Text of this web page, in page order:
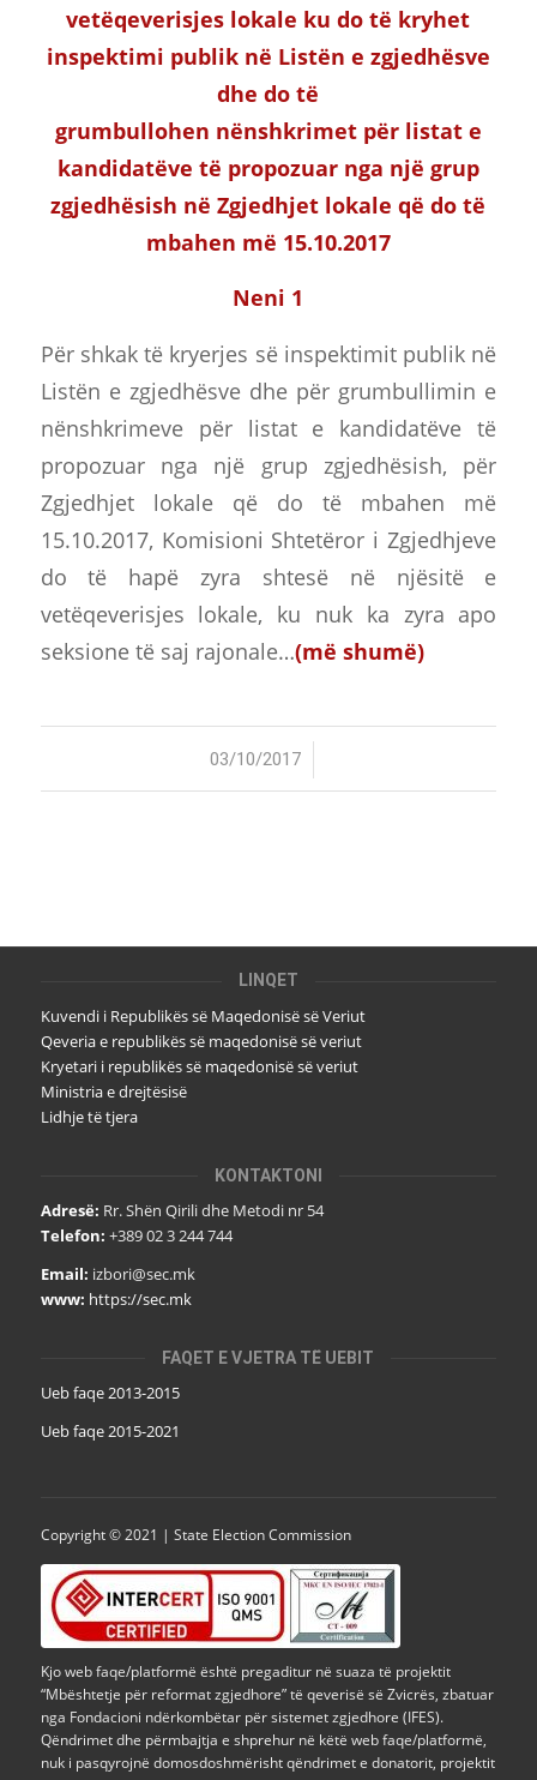
vetëqeverisjes lokale ku do të kryhet
inspektimi publik në Listën e zgjedhësve
dhe do të
grumbullohen nënshkrimet për listat e
kandidatëve të propozuar nga një grup
zgjedhësish në Zgjedhjet lokale që do të
mbahen më 15.10.2017
Neni 1
Për shkak të kryerjes së inspektimit publik në
Listën e zgjedhësve dhe për grumbullimin e
nënshkrimeve për listat e kandidatëve të
propozuar nga një grup zgjedhësish, për
Zgjedhjet lokale që do të mbahen më
15.10.2017, Komisioni Shtetëror i Zgjedhjeve
do të hapë zyra shtesë në njësitë e
vetëqeverisjes lokale, ku nuk ka zyra apo
seksione të saj rajonale…(më shumë)
03/10/2017
/
LINQET
Kuvendi i Republikës së Maqedonisë së Veriut
Qeveria e republikës së maqedonisë së veriut
Kryetari i republikës së maqedonisë së veriut
Ministria e drejtësisë
Lidhje të tjera
KONTAKTONI
Adresë: Rr. Shën Qirili dhe Metodi nr 54
Telefon: +389 02 3 244 744
Email: izbori@sec.mk
www: https://sec.mk
FAQET E VJETRA TË UEBIT
Ueb faqe 2013-2015
Ueb faqe 2015-2021
Copyright © 2021 | State Election Commission
Kjo web faqe/platformë është pregaditur në suaza të projektit
“Mbështetje për reformat zgjedhore” të qeverisë së Zvicrës, zbatuar
nga Fondacioni ndërkombëtar për sistemet zgjedhore (IFES).
Qëndrimet dhe përmbajtja e shprehur në këtë web faqe/platformë,
nuk i pasqyrojnë domosdoshmërisht qëndrimet e donatorit, projektit